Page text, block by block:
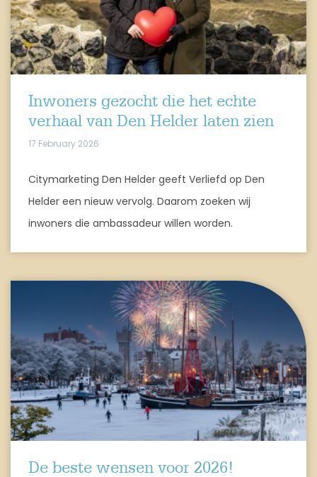
Inwoners gezocht die het echte
verhaal van Den Helder laten zien
17 February 2026
Citymarketing Den Helder geeft Verliefd op Den
Helder een nieuw vervolg. Daarom zoeken wij
inwoners die ambassadeur willen worden.
De beste wensen voor 2026!